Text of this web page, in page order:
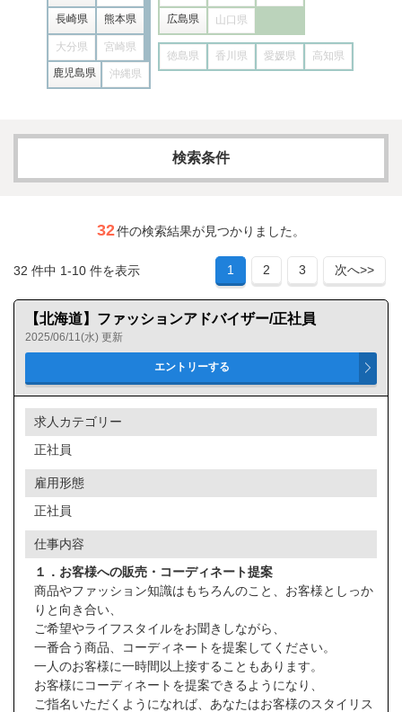
広島県 山口県
徳島県 香川県 愛媛県 高知県
長崎県 熊本県
大分県 宮崎県
鹿児島県 沖縄県
検索条件
OR検索
雇用形態
派遣社員
アルバイト
パート
正社員
契約社員
32件の検索結果が見つかりました。
32 件中 1-10 件を表示 1 2 3 次へ>>
【北海道】ファッションアドバイザー/正社員
2025/06/11(水) 更新
求人カテゴリー
正社員
雇用形態
正社員
仕事内容
１．お客様への販売・コーディネート提案
商品やファッション知識はもちろんのこと、お客様としっか
りと向き合い、
ご希望やライフスタイルをお聞きしながら、
一番合う商品、コーディネートを提案してください。
一人のお客様に一時間以上接することもあります。
お客様にコーディネートを提案できるようになり、
ご指名いただくようになれば、あなたはお客様のスタイリス